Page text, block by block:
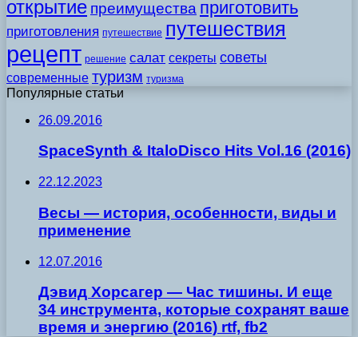
открытие преимущества приготовить
приготовления путешествие путешествия
рецепт решение салат секреты советы
современные туризм туризма
Популярные статьи
26.09.2016
SpaceSynth & ItaloDisco Hits Vol.16 (2016)
22.12.2023
Весы — история, особенности, виды и
применение
12.07.2016
Дэвид Хорсагер — Час тишины. И еще
34 инструмента, которые сохранят ваше
время и энергию (2016) rtf, fb2